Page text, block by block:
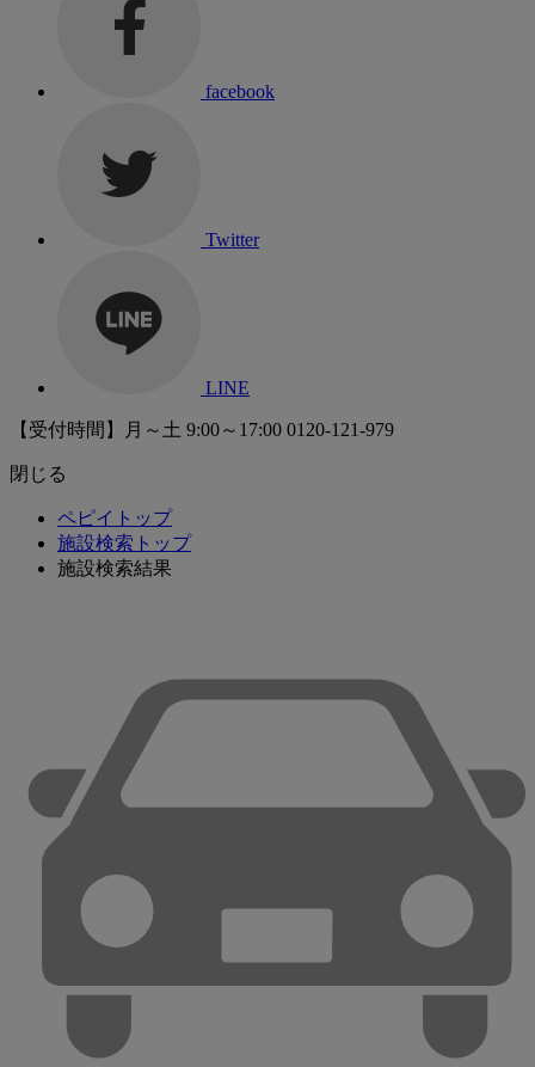
facebook
Twitter
LINE
【受付時間】月～土 9:00～17:00 0120-121-979
閉じる
ペピイトップ
施設検索トップ
施設検索結果